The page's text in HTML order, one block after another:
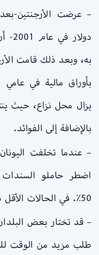
بالإضافة إلى الفوائد.
اضطر حاملو
50٪. في الحالات الأقل شدة.
– قد تختار بعض
طلب مزيد من الوقت